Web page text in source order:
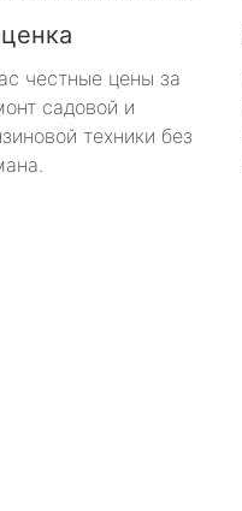
честные цены за
садовой и
техники без